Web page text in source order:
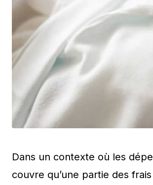
Dans un contexte où les
couvre qu’une partie des